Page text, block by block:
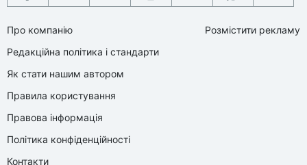
Про компанію
Редакційна політика і стандарти
Як стати нашим автором
Правила користування
Правова інформація
Політика конфіденційності
Контакти
Розмістити рекламу